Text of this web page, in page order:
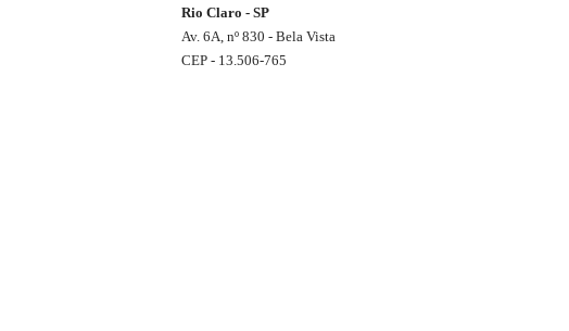
Rio Claro - SP
Av. 6A, nº 830 - Bela Vista
CEP - 13.506-765